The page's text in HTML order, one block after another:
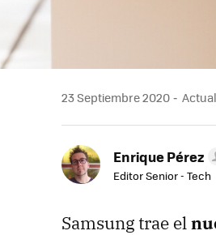
23 Septiembre 2020
Enrique Pérez
Editor Senior - Tech
Samsung trae el